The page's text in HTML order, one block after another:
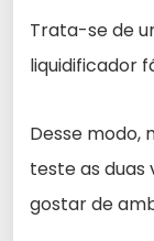
Trata-se de
liquidificador
Desse modo,
teste as duas
gostar de